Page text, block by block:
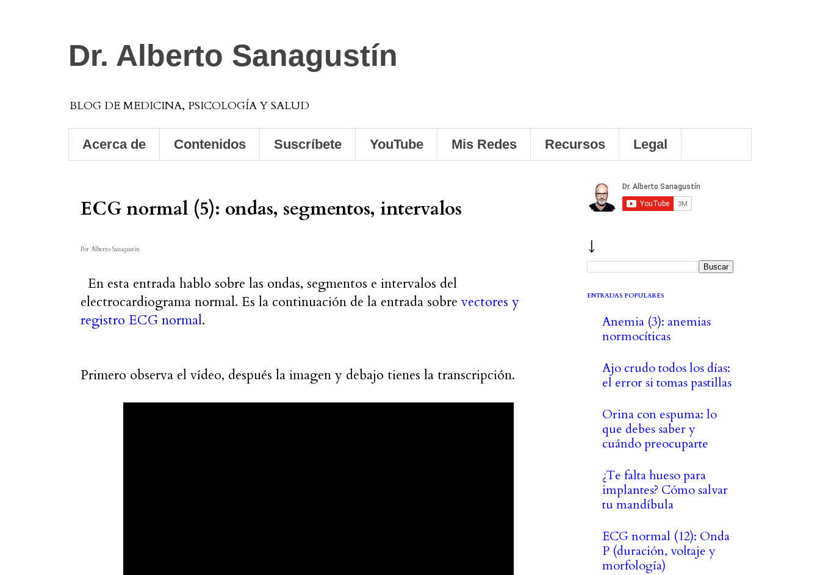
Dr. Alberto Sanagustín
BLOG DE MEDICINA, PSICOLOGÍA Y SALUD
Acerca de Contenidos Suscríbete YouTube Mis Redes Recursos Legal
ECG normal (5): ondas, segmentos, intervalos
Por Alberto Sanagustín
En esta entrada hablo sobre las ondas, segmentos e intervalos del
electrocardiograma normal. Es la continuación de la entrada sobre vectores y
registro ECG normal.
Primero observa el vídeo, después la imagen y debajo tienes la transcripción.
↓
ENTRADAS POPULARES
Anemia (3): anemias
normocíticas
Ajo crudo todos los días:
el error si tomas pastillas
Orina con espuma: lo
que debes saber y
cuándo preocuparte
¿Te falta hueso para
implantes? Cómo salvar
tu mandíbula
ECG normal (12): Onda
P (duración, voltaje y
morfología)